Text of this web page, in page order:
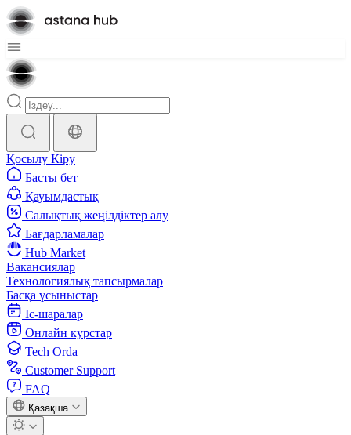
Қосылу Кіру
Басты бет
Қауымдастық
Салықтық жеңілдіктер алу
Бағдарламалар
Hub Market
Вакансиялар
Технологиялық тапсырмалар
Басқа ұсыныстар
Іс-шаралар
Онлайн курстар
Tech Orda
Customer Support
FAQ
Қазақша